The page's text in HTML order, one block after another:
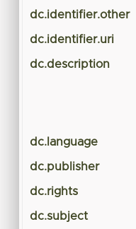
dc.identifier.other
dc.identifier.uri
dc.description
dc.language
dc.publisher
dc.rights
dc.subject